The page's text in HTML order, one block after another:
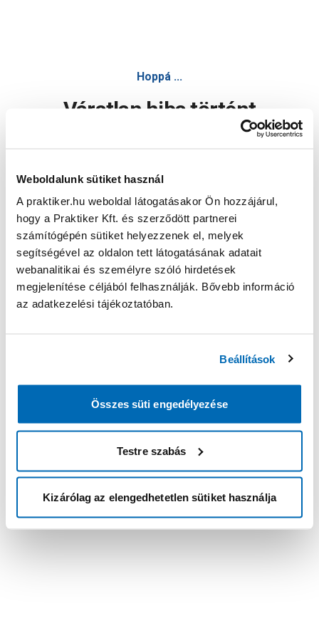
Weboldalunk sütiket használ
A praktiker.hu weboldal látogatásakor Ön hozzájárul,
hogy a Praktiker Kft. és szerződött partnerei
számítógépén sütiket helyezzenek el, melyek
segítségével az oldalon tett látogatásának adatait
webanalitikai és személyre szóló hirdetések
megjelenítése céljából felhasználják. Bővebb információ
az adatkezelési tájékoztatóban.
Beállítások
Összes süti engedélyezése
Testre szabás
Kizárólag az elengedhetetlen sütiket használja
Hoppá ...
Váratlan hiba történt
Oldal újratöltése